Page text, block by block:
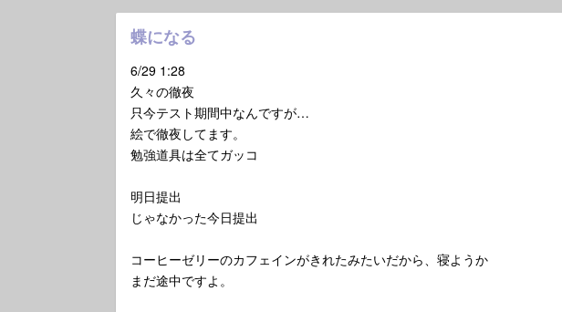
蝶になる
6/29 1:28
久々の徹夜
只今テスト期間中なんですが…
絵で徹夜してます。
勉強道具は全てガッコ
明日提出
じゃなかった今日提出
コーヒーゼリーのカフェインがきれたみたいだから、寝ようか
まだ途中ですよ。